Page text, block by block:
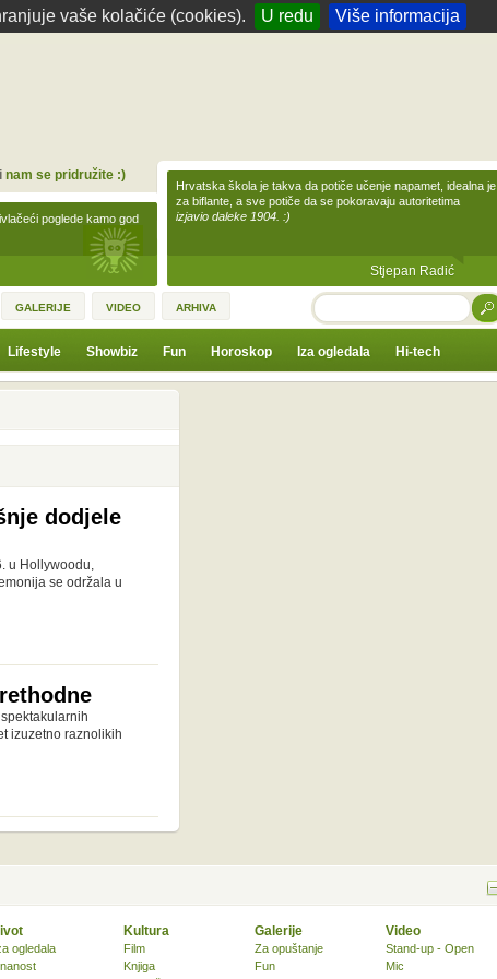
vaše kolačiće (cookies). U redu Više informacija
poglede kamo god
nam se pridružite :)
Hrvatska škola je takva da potiče učenje napamet, idealna je
za biflante, a sve potiče da se pokoravaju autoritetima
izjavio daleke 1904. :)
Stjepan Radić
GALERIJE VIDEO ARHIVA TRAŽI
Lifestyle Showbiz Fun Horoskop Iza ogledala Hi-tech
dodjele
u Hollywoodu,
se održala u
izuzetno raznolikih
ogledala
Kultura
Film
Knjiga
Galerije
Za opuštanje
Fun
Video
Stand-up - Open
Mic